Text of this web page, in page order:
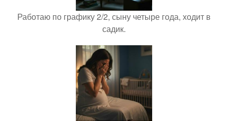
Работаю по графику 2/2, сыну четыре года, ходит в
садик.